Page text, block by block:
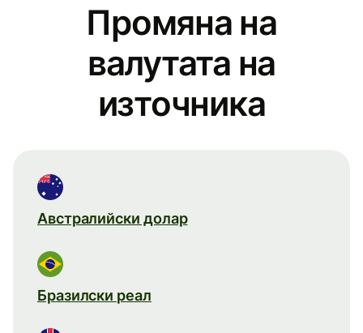
Промяна на
валутата на
източника
Австралийски долар
Бразилски реал